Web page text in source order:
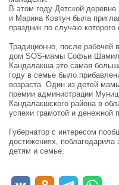
В этом году Детской
и Марина Ковтун была
праздник по случаю которого
Традиционно, после рабочей
дом SOS-мамы Софьи
Кандалакша это самая
году в семье было
возраста. Один из детей
премии администрации
Кандалакшского района в
успехи грамотой и денежной
Губернатор с интересом
достижениях,
детям и семье.